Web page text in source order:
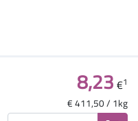
8,23€1
€ 411,50 / 1kg